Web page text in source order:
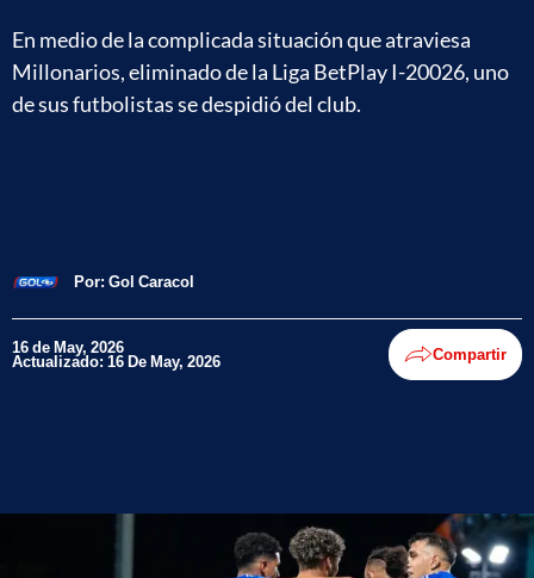
En medio de la complicada situación que atraviesa
Millonarios, eliminado de la Liga BetPlay I-20026, uno
de sus futbolistas se despidió del club.
Por: Gol Caracol
16 de May, 2026
Actualizado: 16 De May, 2026 Compartir